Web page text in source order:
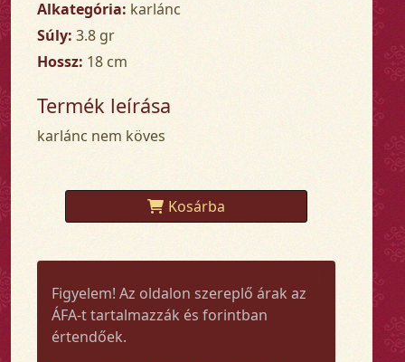
Alkategória: karlánc
Súly: 3.8 gr
Hossz: 18 cm
Termék leírása
karlánc nem köves
Kosárba
Figyelem! Az oldalon szereplő árak az
ÁFA-t tartalmazzák és forintban
értendőek.